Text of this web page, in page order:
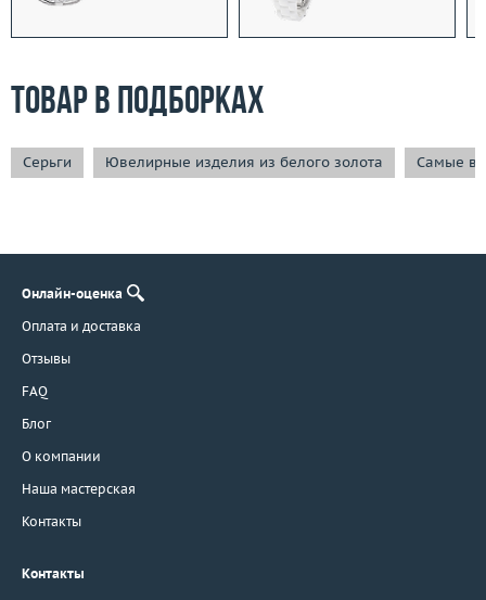
Товар в подборках
Серьги Ювелирные изделия из белого золота Самые
Онлайн-оценка
Оплата и доставка
Отзывы
FAQ
Блог
О компании
Наша мастерская
Контакты
Контакты